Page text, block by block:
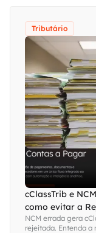
Tributário
cClassTrib e
como evitar a
dispensa de
NCM errada gera
rejeitada. Entenda a